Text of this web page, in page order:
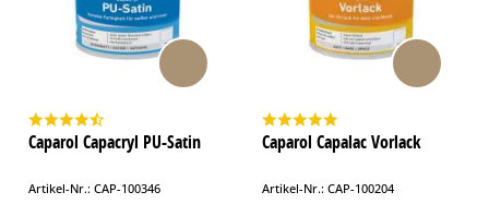
Caparol Capacryl PU-Satin
Artikel-Nr.: CAP-100346
Caparol Capalac Vorlack
Artikel-Nr.: CAP-100204